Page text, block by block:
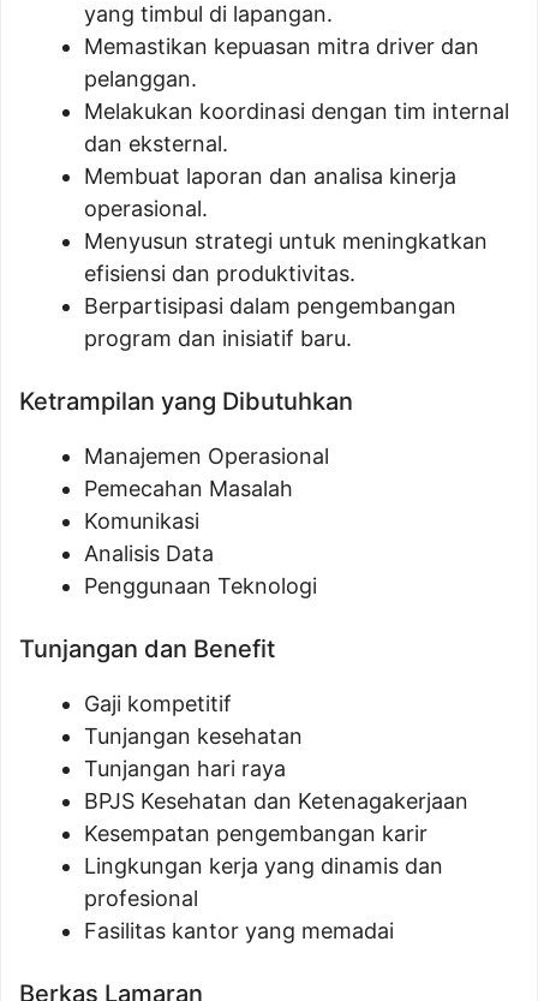
yang timbul di lapangan.
Memastikan kepuasan mitra driver dan
pelanggan.
Melakukan koordinasi dengan tim internal
dan eksternal.
Membuat laporan dan analisa kinerja
operasional.
Menyusun strategi untuk meningkatkan
efisiensi dan produktivitas.
Berpartisipasi dalam pengembangan
program dan inisiatif baru.
Ketrampilan yang Dibutuhkan
Manajemen Operasional
Pemecahan Masalah
Komunikasi
Analisis Data
Penggunaan Teknologi
Tunjangan dan Benefit
Gaji kompetitif
Tunjangan kesehatan
Tunjangan hari raya
BPJS Kesehatan dan Ketenagakerjaan
Kesempatan pengembangan karir
Lingkungan kerja yang dinamis dan
profesional
Fasilitas kantor yang memadai
Berkas Lamaran